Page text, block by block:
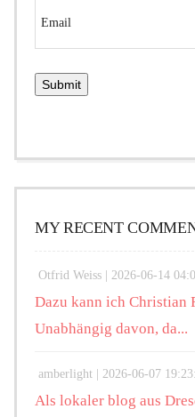
MY RECENT
Otfrid Weiss | 2026-06-14
Dazu kann ich Christian
Unabhängig davon, da...
amberlight | 2026-06-07
Als lokaler blog aus